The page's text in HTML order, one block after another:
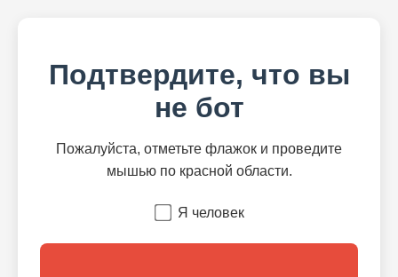
Подтвердите, что вы
не бот
Пожалуйста, отметьте флажок и проведите
мышью по красной области.
Я человек